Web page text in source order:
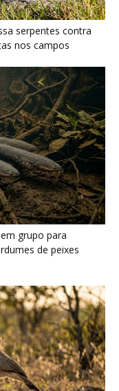
as margens dos rios
amazônica
em florestas
USP pode regenerar